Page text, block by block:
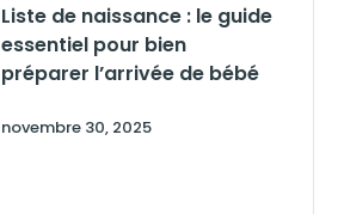
Liste de naissance : le guide
essentiel pour bien
préparer l’arrivée de bébé
novembre 30, 2025